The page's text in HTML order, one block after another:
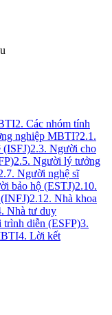
2. Các nhóm tính
nghiệp MBTI?2.1.
(ISFJ)2.3. Người cho
2.5. Người lý tưởng
Người nghệ sĩ
bảo hộ (ESTJ)2.10.
2.12. Nhà khoa
Nhà tư duy
trình diễn (ESFP)3.
4. Lời kết